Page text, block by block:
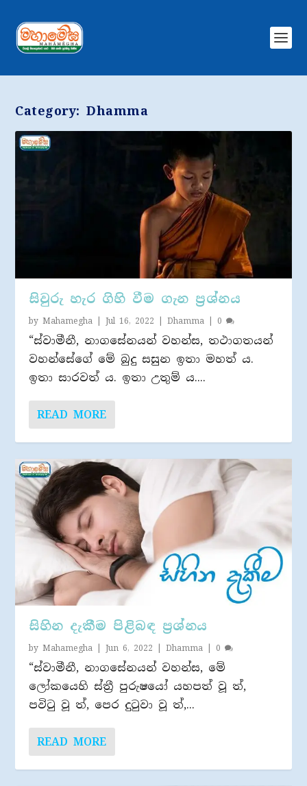
Category:Dhamma
සිවුරු හැර ගිහි වීම ගැන ප්‍රශ්නය
byMahamegha |Jul 16, 2022 |Dhamma | 0
“ස්වාමීනී, නාගසේනයන් වහන්ස, තථාගතයන්
වහන්සේගේ මේ බුදු සසුන ඉතා මහත් ය.
ඉතා සාරවත් ය. ඉතා උතුම් ය....
READ MORE
සිහින දැකීම පිළිබඳ ප්‍රශ්නය
byMahamegha |Jun 6, 2022 |Dhamma 0
“ස්වාමීනී, නාගසේනයන් වහන්ස, මේ
ලෝකයෙහි ස්ත්‍රී පුරුෂයෝ යහපත් වූ ත්,
පවිටු වූ ත්, පෙර දුටුවා වූ ත්,...
READ MORE